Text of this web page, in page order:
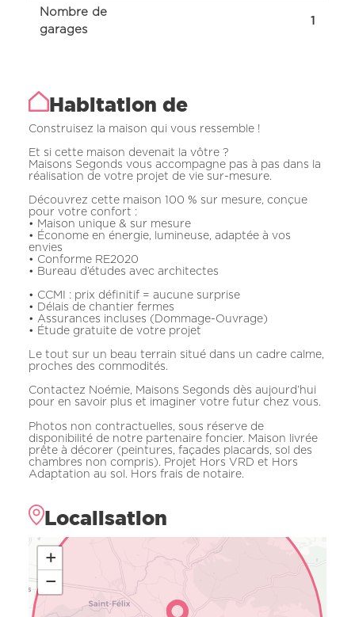
Nombre de
garages
1
Habitation de
Construisez la maison qui vous ressemble !
Et si cette maison devenait la vôtre ?
Maisons Segonds vous accompagne pas à pas dans la
réalisation de votre projet de vie sur-mesure.
Découvrez cette maison 100 % sur mesure, conçue
pour votre confort :
• Maison unique & sur mesure
• Économe en énergie, lumineuse, adaptée à vos
envies
• Conforme RE2020
• Bureau d’études avec architectes
• CCMI : prix définitif = aucune surprise
• Délais de chantier fermes
• Assurances incluses (Dommage-Ouvrage)
• Étude gratuite de votre projet
Le tout sur un beau terrain situé dans un cadre calme,
proches des commodités.
Contactez Noémie, Maisons Segonds dès aujourd’hui
pour en savoir plus et imaginer votre futur chez vous.
Photos non contractuelles, sous réserve de
disponibilité de notre partenaire foncier. Maison livrée
prête à décorer (peintures, façades placards, sol des
chambres non compris). Projet Hors VRD et Hors
Adaptation au sol. Hors frais de notaire.
Localisation
+
−